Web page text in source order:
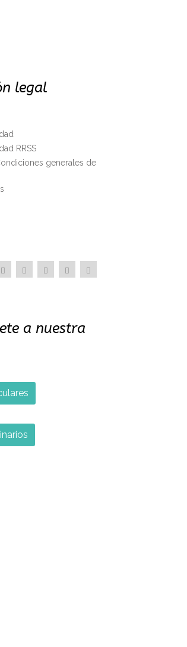
legal
RRSS
generales de
a nuestra